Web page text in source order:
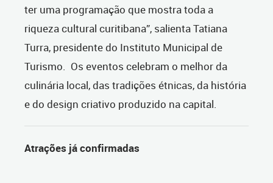
ter uma programação que mostra toda a
riqueza cultural curitibana”, salienta Tatiana
Turra, presidente do Instituto Municipal de
Turismo. Os eventos celebram o melhor da
culinária local, das tradições étnicas, da história
e do design criativo produzido na capital.
Atrações já confirmadas